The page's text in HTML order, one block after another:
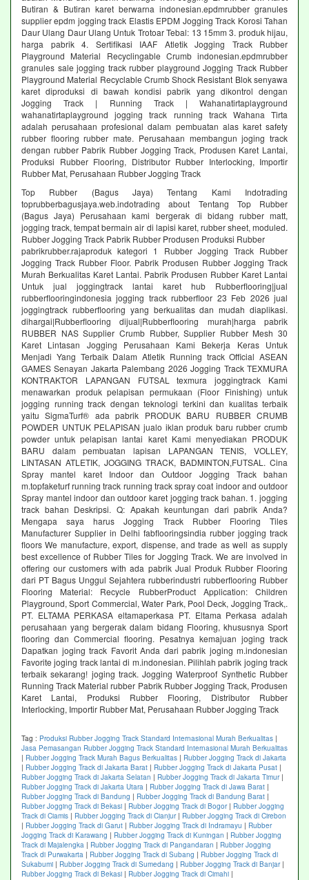
Butiran & Butiran karet berwarna indonesian.epdmrubber granules
supplier epdm jogging track Elastis EPDM Jogging Track Korosi Tahan
Daur Ulang Daur Ulang Untuk Trotoar Tebal: 13 15mm 3. produk hijau,
harga pabrik 4. Sertifikasi IAAF Atletik Jogging Track Rubber
Playground Material Recyclingable Crumb indonesian.epdmrubber
granules sale jogging track rubber playground Jogging Track Rubber
Playground Material Recyclable Crumb Shock Resistant Blok senyawa
karet diproduksi di bawah kondisi pabrik yang dikontrol dengan
Jogging Track | Running Track | Wahanatirtaplayground
wahanatirtaplayground jogging track running track Wahana Tirta
adalah perusahaan profesional dalam pembuatan alas karet safety
rubber flooring rubber mate. Perusahaan membangun joging track
dengan rubber Pabrik Rubber Jogging Track, Produsen Karet Lantai,
Produksi Rubber Flooring, Distributor Rubber Interlocking, Importir
Rubber Mat, Perusahaan Rubber Jogging Track
Top Rubber (Bagus Jaya) Tentang Kami Indotrading
toprubberbagusjaya.web.indotrading about Tentang Top Rubber
(Bagus Jaya) Perusahaan kami bergerak di bidang rubber matt,
jogging track, tempat bermain air di lapisi karet, rubber sheet, moduled.
Rubber Jogging Track Pabrik Rubber Produsen Produksi Rubber
pabrikrubber.rajaproduk kategori 1 Rubber Jogging Track Rubber
Jogging Track Rubber Floor. Pabrik Produsen Rubber Jogging Track
Murah Berkualitas Karet Lantai. Pabrik Produsen Rubber Karet Lantai
Untuk jual joggingtrack lantai karet hub Rubberflooring|jual
rubberflooringindonesia jogging track rubberfloor 23 Feb 2026 jual
joggingtrack rubberflooring yang berkualitas dan mudah diaplikasi.
dihargai|Rubberflooring dijual|Rubberflooring murah|harga pabrik
RUBBER NAS Supplier Crumb Rubber, Supplier Rubber Mesh 30
Karet Lintasan Jogging Perusahaan Kami Bekerja Keras Untuk
Menjadi Yang Terbaik Dalam Atletik Running track Official ASEAN
GAMES Senayan Jakarta Palembang 2026 Jogging Track TEXMURA
KONTRAKTOR LAPANGAN FUTSAL texmura joggingtrack Kami
menawarkan produk pelapisan permukaan (Floor Finishing) untuk
jogging running track dengan teknologi terkini dan kualitas terbaik
yaitu SigmaTurf® ada pabrik PRODUK BARU RUBBER CRUMB
POWDER UNTUK PELAPISAN jualo iklan produk baru rubber crumb
powder untuk pelapisan lantai karet Kami menyediakan PRODUK
BARU dalam pembuatan lapisan LAPANGAN TENIS, VOLLEY,
LINTASAN ATLETIK, JOGGING TRACK, BADMINTON,FUTSAL. Cina
Spray mantel karet Indoor dan Outdoor Jogging Track bahan
m.topfaketurf running track running track spray coat indoor and outdoor
Spray mantel indoor dan outdoor karet jogging track bahan. 1. jogging
track bahan Deskripsi. Q: Apakah keuntungan dari pabrik Anda?
Mengapa saya harus Jogging Track Rubber Flooring Tiles
Manufacturer Supplier in Delhi fabflooringsindia rubber jogging track
floors We manufacture, export, dispense, and trade as well as supply
best excellence of Rubber Tiles for Jogging Track. We are involved in
offering our customers with ada pabrik Jual Produk Rubber Flooring
dari PT Bagus Unggul Sejahtera rubberindustri rubberflooring Rubber
Flooring Material: Recycle RubberProduct Application: Children
Playground, Sport Commercial, Water Park, Pool Deck, Jogging Track,.
PT. ELTAMA PERKASA eltamaperkasa PT. Eltama Perkasa adalah
perusahaan yang bergerak dalam bidang Flooring, khususnya Sport
flooring dan Commercial flooring. Pesatnya kemajuan joging track
Dapatkan joging track Favorit Anda dari pabrik joging m.indonesian
Favorite joging track lantai di m.indonesian. Pilihlah pabrik joging track
terbaik sekarang! joging track. Jogging Waterproof Synthetic Rubber
Running Track Material rubber Pabrik Rubber Jogging Track, Produsen
Karet Lantai, Produksi Rubber Flooring, Distributor Rubber
Interlocking, Importir Rubber Mat, Perusahaan Rubber Jogging Track
Tag : Produksi Rubber Jogging Track Standard Internasional Murah Berkualitas |
Jasa Pemasangan Rubber Jogging Track Standard Internasional Murah Berkualitas
| Rubber Jogging Track Murah Bagus Berkualitas | Rubber Jogging Track di Jakarta
| Rubber Jogging Track di Jakarta Barat | Rubber Jogging Track di Jakarta Pusat |
Rubber Jogging Track di Jakarta Selatan | Rubber Jogging Track di Jakarta Timur|
Rubber Jogging Track di Jakarta Utara | Rubber Jogging Track di Jawa Barat |
Rubber Jogging Track di Bandung | Rubber Jogging Track di Bandung Barat |
Rubber Jogging Track di Bekasi | Rubber Jogging Track di Bogor| Rubber Jogging
Track di Ciamis | Rubber Jogging Track di Cianjur| Rubber Jogging Track di Cirebon
| Rubber Jogging Track di Garut | Rubber Jogging Track di Indramayu | Rubber
Jogging Track di Karawang | Rubber Jogging Track di Kuningan | Rubber Jogging
Track di Majalengka | Rubber Jogging Track di Pangandaran | Rubber Jogging
Track di Purwakarta | Rubber Jogging Track di Subang | Rubber Jogging Track di
Sukabumi | Rubber Jogging Track di Sumedang | Rubber Jogging Track di Banjar|
Rubber Jogging Track di Bekasi | Rubber Jogging Track di Cimahi |